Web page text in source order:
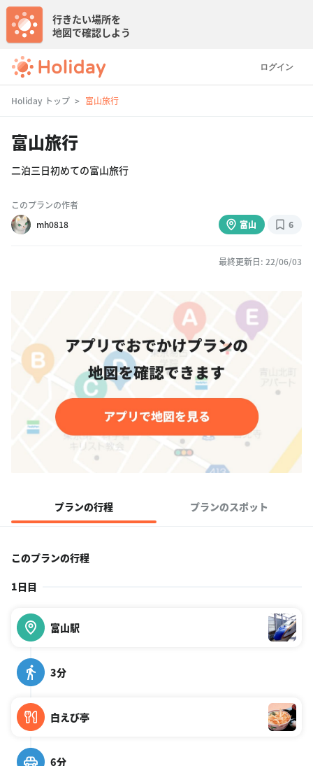
ログイン
行きたい場所を
地図で確認しよう
Holiday トップ 富山旅行
富山旅行
二泊三日初めての富山旅行
このプランの作者
mh0818
富山 6
最終更新日: 22/06/03
プランの行程 プランのスポット
このプランの行程
1日目
富山駅
3分
白えび亭
6分